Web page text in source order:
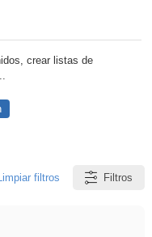
crear listas de
filtros Filtros